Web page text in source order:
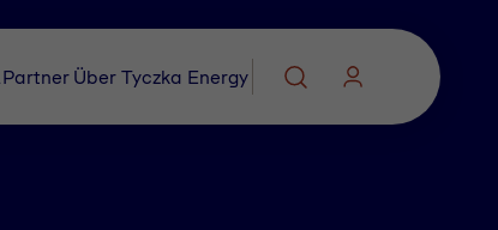
Partner Über Tyczka Energy